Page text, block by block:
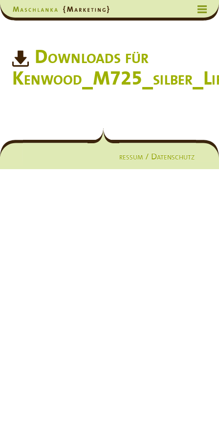
Downloads für
Impressum / Datenschutz